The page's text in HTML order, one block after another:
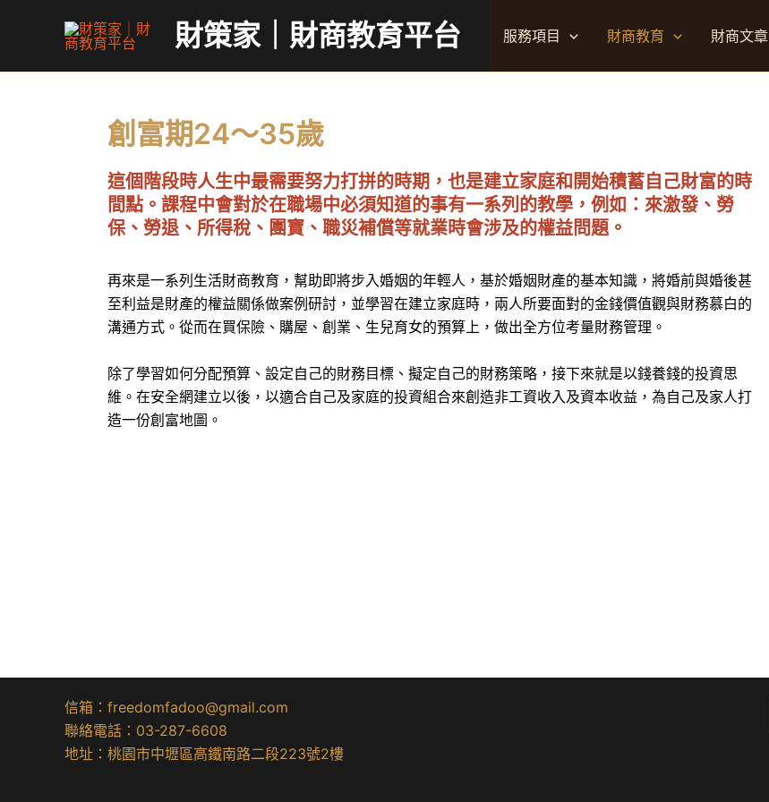
財策家｜財商教育平台 服務項目 財商教育 財商文章
創富期24～35歲
這個階段時人生中最需要努力打拼的時期，也是建立家庭和開始積蓄自己財富的時
間點。課程中會對於在職場中必須知道的事有一系列的教學，例如：來激發、勞
保、勞退、所得稅、團寶、職災補償等就業時會涉及的權益問題。
再來是一系列生活財商教育，幫助即將步入婚姻的年輕人，基於婚姻財產的基本知識，將婚前與婚後甚
至利益是財產的權益關係做案例研討，並學習在建立家庭時，兩人所要面對的金錢價值觀與財務慕白的
溝通方式。從而在買保險、購屋、創業、生兒育女的預算上，做出全方位考量財務管理。
除了學習如何分配預算、設定自己的財務目標、擬定自己的財務策略，接下來就是以錢養錢的投資思
維。在安全網建立以後，以適合自己及家庭的投資組合來創造非工資收入及資本收益，為自己及家人打
造一份創富地圖。
信箱：freedomfadoo@gmail.com
聯絡電話：03-287-6608
地址：桃園市中壢區高鐵南路二段223號2樓